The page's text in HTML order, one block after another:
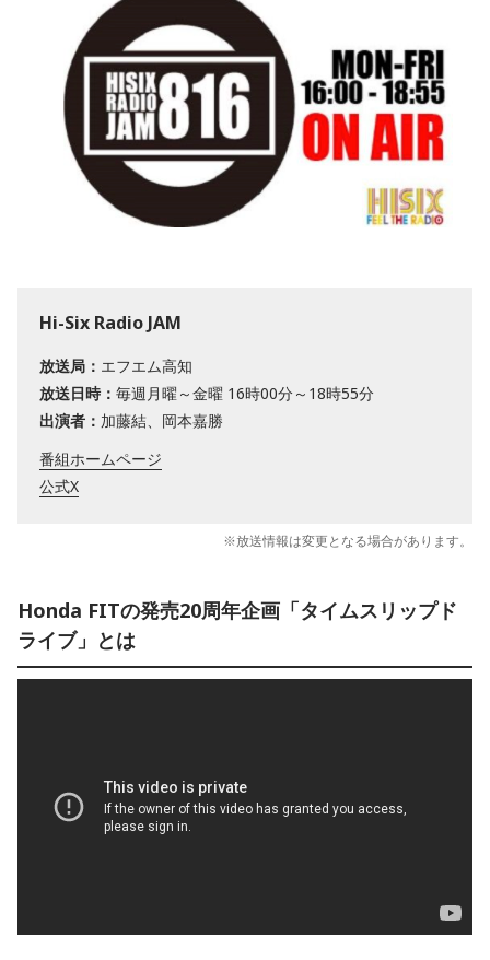
Hi-Six Radio JAM
放送局： エフエム高知
放送日時： 毎週月曜～金曜 16時00分～18時55分
出演者： 加藤結、岡本嘉勝
番組ホームページ
公式X
※放送情報は変更となる場合があります。
Honda FITの発売20周年企画「タイムスリップド
ライブ」とは